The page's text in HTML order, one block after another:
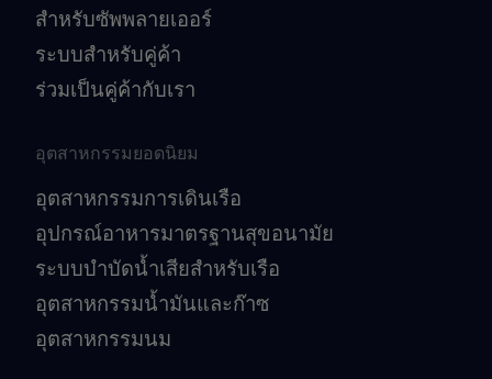
สำหรับซัพพลายเออร์
ระบบสำหรับคู่ค้า
ร่วมเป็นคู่ค้ากับเรา
อุตสาหกรรมยอดนิยม
อุตสาหกรรมการเดินเรือ
อุปกรณ์อาหารมาตรฐานสุขอนามัย
ระบบบำบัดน้ำเสียสำหรับเรือ
อุตสาหกรรมน้ำมันและก๊าซ
อุตสาหกรรมนม